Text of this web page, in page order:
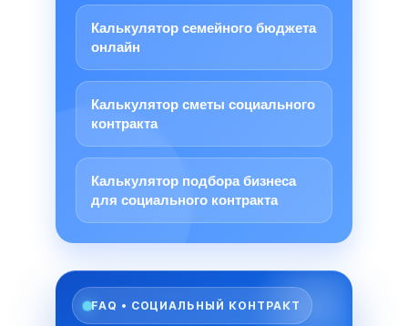
Калькулятор семейного бюджета
онлайн
Калькулятор сметы социального
контракта
Калькулятор подбора бизнеса
для социального контракта
FAQ • СОЦИАЛЬНЫЙ КОНТРАКТ